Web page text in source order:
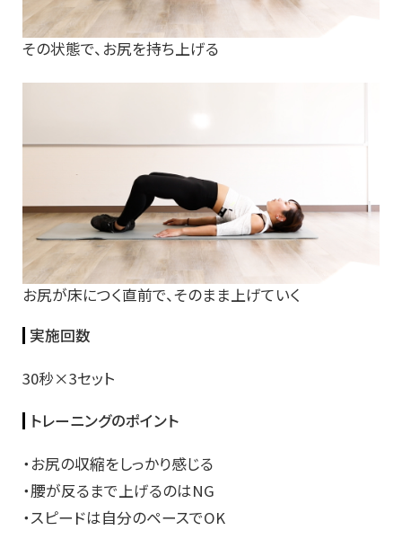
その状態で、お尻を持ち上げる
お尻が床につく直前で、そのまま上げていく
実施回数
30秒×3セット
トレーニングのポイント
・お尻の収縮をしっかり感じる
・腰が反るまで上げるのはNG
・スピードは自分のペースでOK